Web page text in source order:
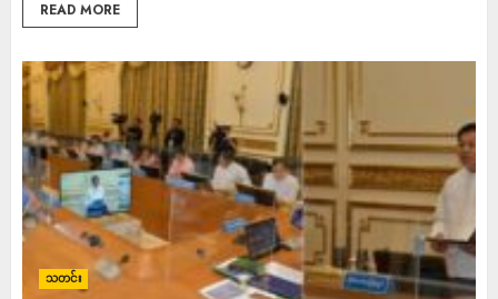
READ MORE
သတင်း